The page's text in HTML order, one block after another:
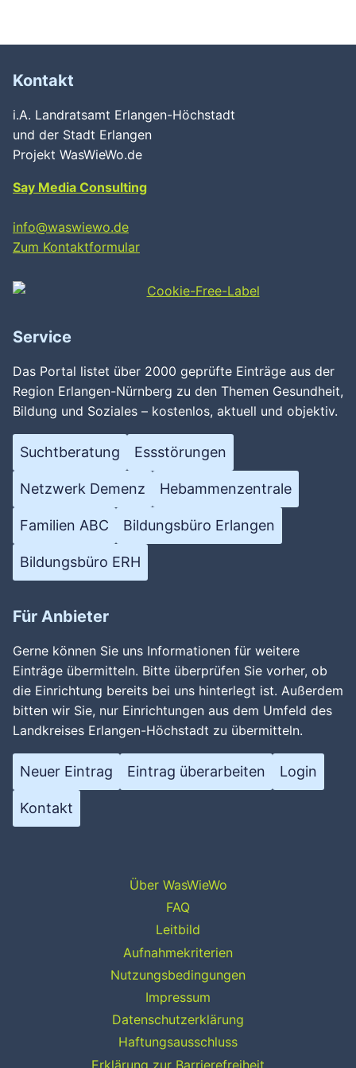
Kontakt
i.A. Landratsamt Erlangen-Höchstadt
und der Stadt Erlangen
Projekt WasWieWo.de
Say Media Consulting
info@waswiewo.de
Zum Kontaktformular
Service
Das Portal listet über 2000 geprüfte Einträge aus der
Region Erlangen-Nürnberg zu den Themen Gesundheit,
Bildung und Soziales – kostenlos, aktuell und objektiv.
Suchtberatung Essstörungen
Netzwerk Demenz Hebammenzentrale
Familien ABC Bildungsbüro Erlangen
Bildungsbüro ERH
Für Anbieter
Gerne können Sie uns Informationen für weitere
Einträge übermitteln. Bitte überprüfen Sie vorher, ob
die Einrichtung bereits bei uns hinterlegt ist. Außerdem
bitten wir Sie, nur Einrichtungen aus dem Umfeld des
Landkreises Erlangen-Höchstadt zu übermitteln.
Neuer Eintrag Eintrag überarbeiten Login
Kontakt
Über WasWieWo
FAQ
Leitbild
Aufnahmekriterien
Nutzungsbedingungen
Impressum
Datenschutzerklärung
Haftungsausschluss
Erklärung zur Barrierefreiheit